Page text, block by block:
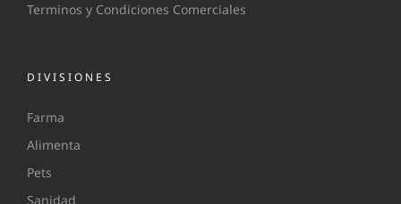
Terminos y Condiciones Comerciales
DIVISIONES
Farma
Alimenta
Pets
Sanidad